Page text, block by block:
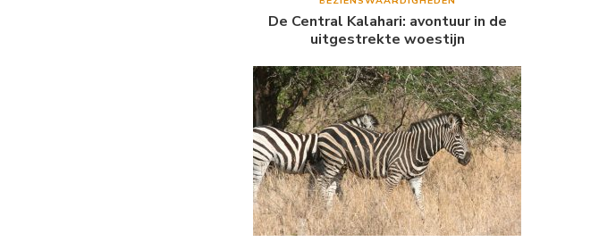
De Central Kalahari: avontuur in de
uitgestrekte woestijn